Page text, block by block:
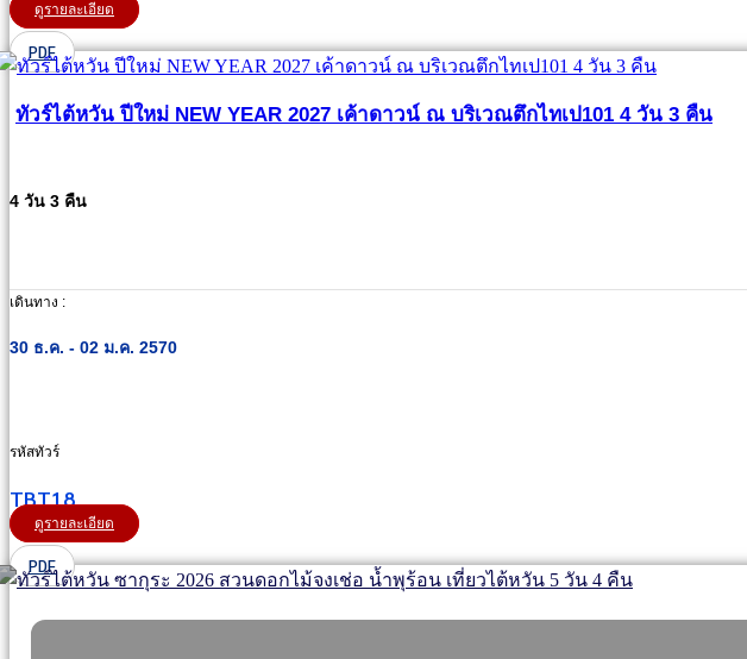
ดูรายละเอียด
PDF
ทัวร์ไต้หวัน ปีใหม่ NEW YEAR 2027 เค้าดาวน์ ณ บริเวณตึกไทเป101 4 วัน 3 คืน
4 วัน 3 คืน
เดินทาง :
30 ธ.ค. - 02 ม.ค. 2570
รหัสทัวร์
TBT18
ดูรายละเอียด
PDF